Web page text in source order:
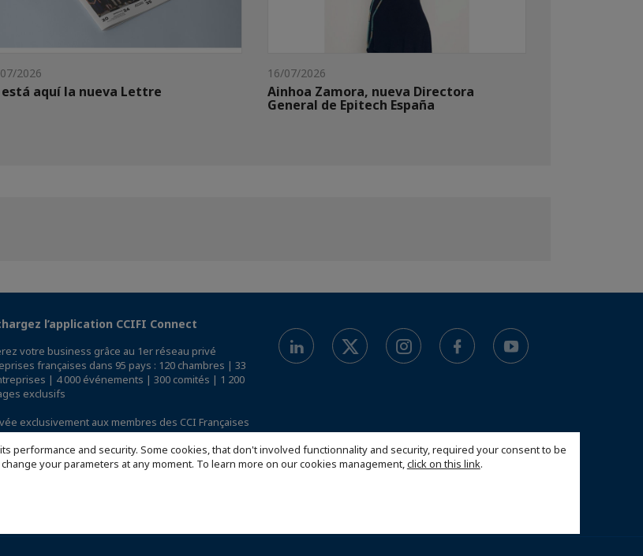
performance and security. Some cookies, that don't involved functionnality and security, required your consent to be
your parameters at any moment. To learn more on our cookies management,click on this link.
2026
está aquí la nueva Lettre
16/07/2026
Ainhoa Zamora, nueva Directora
General de Epitech España
l’application CCIFI Connect
votre business grâce au 1er réseau privé
françaises dans 95 pays : 120 chambres | 33
| 4 000 événements | 300 comités | 1 200
exclusifs
exclusivement aux membres des CCI Françaises
découvrez l'app CCIFI Connect.